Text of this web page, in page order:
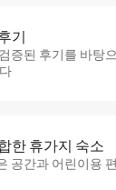
기
증된 후기를 바탕
한 휴가지 숙소
공간과 어린이용